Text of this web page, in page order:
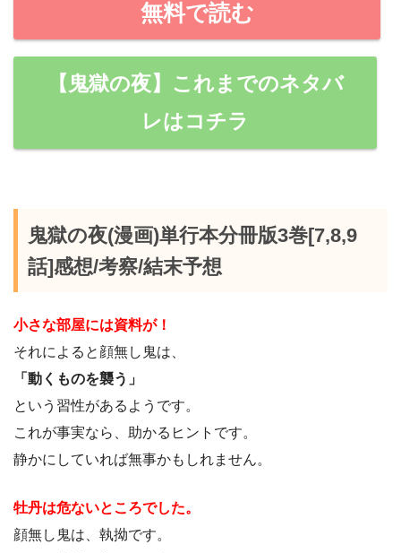
無料で読む
【鬼獄の夜】これまでのネタバ
レはコチラ
鬼獄の夜(漫画)単行本分冊版3巻[7,8,9
話]感想/考察/結末予想
小さな部屋には資料が！
それによると顔無し鬼は、
「動くものを襲う」
という習性があるようです。
これが事実なら、助かるヒントです。
静かにしていれば無事かもしれません。
牡丹は危ないところでした。
顔無し鬼は、執拗です。